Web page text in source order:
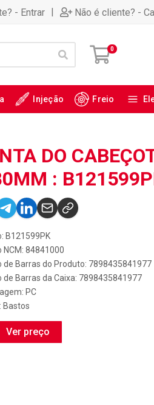
- Entrar | Não é cliente? -
0
Injeção Freio
DO
:
B121599PK
NCM: 84841000
de Barras do Produto: 7898435841977
de Barras da Caixa: 7898435841977
PC
Bastos
Ver preço